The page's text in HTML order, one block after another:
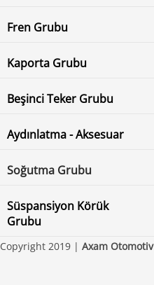
Fren Grubu
Kaporta Grubu
Beşinci Teker Grubu
Aydınlatma - Aksesuar
Soğutma Grubu
Süspansiyon Körük
Grubu
Copyright 2019 | Axam